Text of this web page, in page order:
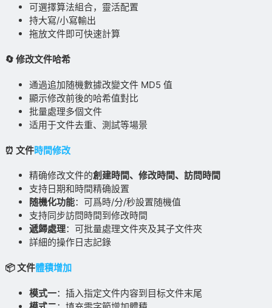
可選擇算法組合，靈活配置
持大寫/小寫輸出
拖放文件即可快速計算
🔄 修改文件哈希
通過追加随機數據改變文件 MD5 值
顯示修改前後的哈希值對比
批量處理多個文件
适用于文件去重、測試等場景
⏰ 文件時間修改
精确修改文件的創建時間、修改時間、訪問時間
支持日期和時間精确設置
随機化功能：可爲時/分/秒設置随機值
支持同步訪問時間到修改時間
遞歸處理：可批量處理文件夾及其子文件夾
詳細的操作日志記錄
📦 文件體積增加
模式一：插入指定文件内容到目标文件末尾